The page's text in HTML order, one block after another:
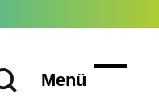
Menü